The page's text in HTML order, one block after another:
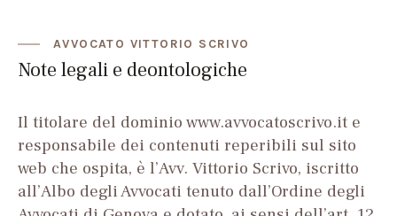
AVVOCATO VITTORIO SCRIVO
Note legali e deontologiche
Il titolare del dominio www.avvocatoscrivo.it e
responsabile dei contenuti reperibili sul sito
web che ospita, è l’Avv. Vittorio Scrivo, iscritto
all’Albo degli Avvocati tenuto dall’Ordine degli